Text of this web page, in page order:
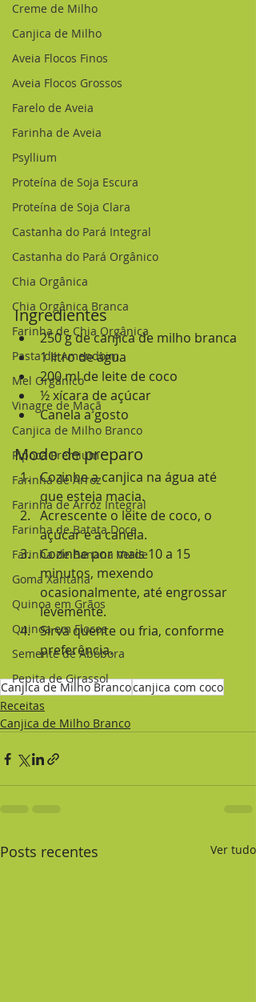
Creme de Milho
Canjica de Milho
Aveia Flocos Finos
Aveia Flocos Grossos
Farelo de Aveia
Farinha de Aveia
Psyllium
Proteína de Soja Escura
Proteína de Soja Clara
Castanha do Pará Integral
Castanha do Pará Orgânico
Chia Orgânica
Chia Orgânica Branca
Farinha de Chia Orgânica
Pasta de Amendoim
Mel Orgânico
Vinagre de Maçã
Canjica de Milho Branco
Pipoca Premium
Farinha de Arroz
Farinha de Arroz Integral
Farinha de Batata Doce
Farinha de Banana Verde
Goma Xantana
Quinoa em Grãos
Quinoa em Flocos
Semente de Abóbora
Pepita de Girassol
Ingredientes
250 g de canjica de milho branca
1 litro de água
200 ml de leite de coco
½ xícara de açúcar
Canela a gosto
Modo de preparo
Cozinhe a canjica na água até
que esteja macia.
Acrescente o leite de coco, o
açúcar e a canela.
Cozinhe por mais 10 a 15
minutos, mexendo
ocasionalmente, até engrossar
levemente.
Sirva quente ou fria, conforme
preferência.
Canjica de Milho Brancocanjica com coco
Receitas
Canjica de Milho Branco
Posts recentes Ver tudo